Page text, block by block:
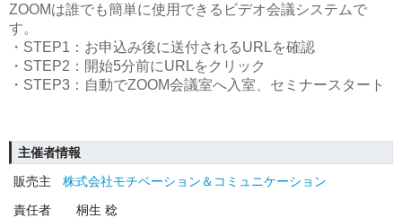
ZOOMは誰でも簡単に使用できるビデオ会議システムで
す。
・STEP1：お申込み後に送付されるURLを確認
・STEP2：開始5分前にURLをクリック
・STEP3：自動でZOOM会議室へ入室、セミナースタート
主催者情報
販売主
株式会社モチベーション＆コミュニケーション
責任者
桐生 稔